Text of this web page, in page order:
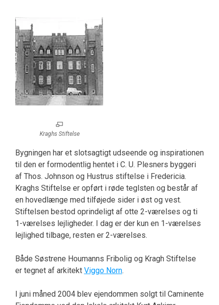
Kraghs Stiftelse
Bygningen har et slotsagtigt udseende og inspirationen
til den er formodentlig hentet i C. U. Plesners byggeri
af Thos. Johnson og Hustrus stiftelse i Fredericia.
Kraghs Stiftelse er opført i røde teglsten og består af
en hovedlænge med tilføjede sider i øst og vest.
Stiftelsen bestod oprindeligt af otte 2-værelses og ti
1-værelses lejligheder. I dag er der kun en 1-værelses
lejlighed tilbage, resten er 2-værelses.
Både Søstrene Houmanns Fribolig og Kragh Stiftelse
er tegnet af arkitekt Viggo Norn.
I juni måned 2004 blev ejendommen solgt til Caminente